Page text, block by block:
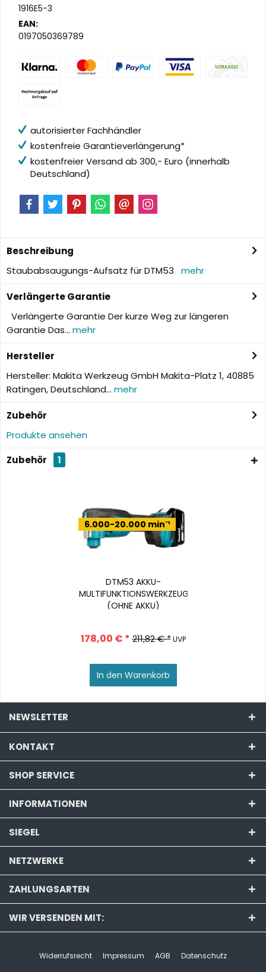
1916E5-3
EAN:
0197050369789
autorisierter Fachhändler
kostenfreie Garantieverlängerung*
kostenfreier Versand ab 300,- Euro (innerhalb
Deutschland)
Beschreibung
Staubabsaugungs-Aufsatz für DTM53 mehr
Verlängerte Garantie
Verlängerte Garantie Der kurze Weg zur längeren
Garantie Das... mehr
Hersteller
Hersteller: Makita Werkzeug GmbH Makita-Platz 1, 40885
Ratingen, Deutschland... mehr
Zubehör
Produkte ansehen
Zubehör
1
6.000-20.000 min⁻¹
DTM53 AKKU-
MULTIFUNKTIONSWERKZEUG
(OHNE AKKU)
178,00 € * 211,82 € *UVP
In den Warenkorb
NEWSLETTER
KONTAKT
SHOP SERVICE
INFORMATIONEN
SIEGEL
NETZWERKE
ZAHLUNGSARTEN
WIR VERSENDEN MIT:
Widerrufsrecht Impressum AGB Datenschutz